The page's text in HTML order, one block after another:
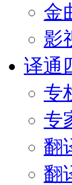
金
影
译通
专
专
翻
翻